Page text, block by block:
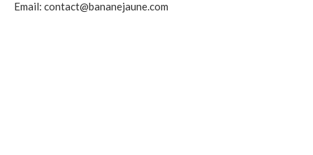
Email: contact@bananejaune.com